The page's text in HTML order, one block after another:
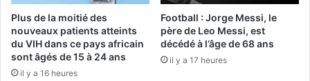
Plus de la moitié des
nouveaux patients atteints
du VIH dans ce pays africain
sont âgés de 15 à 24 ans
il y a 16 heures
Football : Jorge Messi, le
père de Leo Messi, est
décédé à l’âge de 68 ans
il y a 17 heures